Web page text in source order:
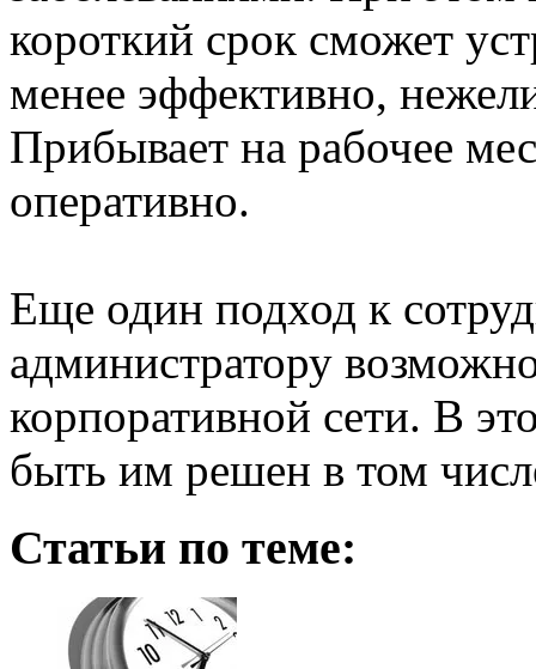
короткий срок сможет
менее эффективно,
Прибывает на рабочее
оперативно.
Еще один подход к
администратору
корпоративной сети. В
быть им решен в том
Статьи по теме: